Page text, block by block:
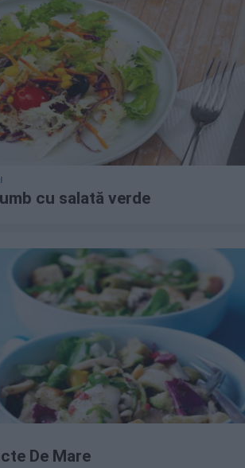
cu salată verde
De Mare